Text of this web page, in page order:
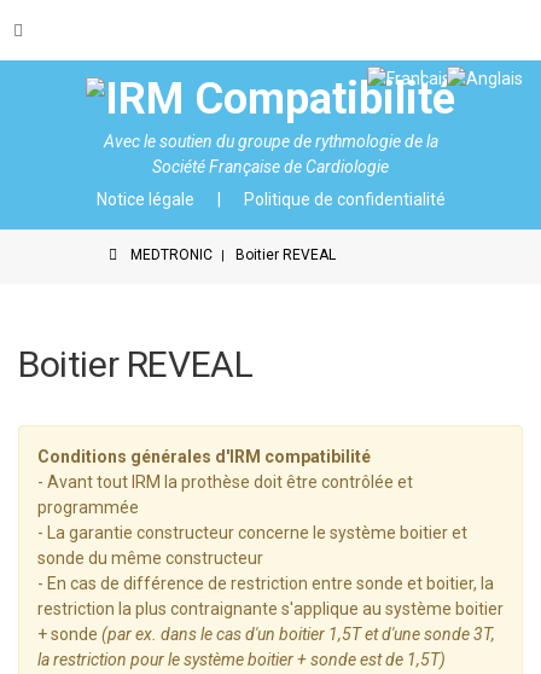
Avec le soutien dugroupe de rythmologie de la
Société Française de Cardiologie
Notice légale
Politique de confidentialité
MEDTRONIC Boitier REVEAL
Boitier REVEAL
Conditions générales d'IRM compatibilité
- Avant tout IRM la prothèse doit être contrôlée et
programmée
- La garantie constructeur concerne le système boitier et
sonde du même constructeur
- En cas de différence de restriction entre sonde et boitier, la
restriction la plus contraignante s'applique au système boitier
+ sonde (par ex. dans le cas d'un boitier 1,5T et d'une sonde 3T,
la restriction pour le système boitier + sonde est de 1,5T)